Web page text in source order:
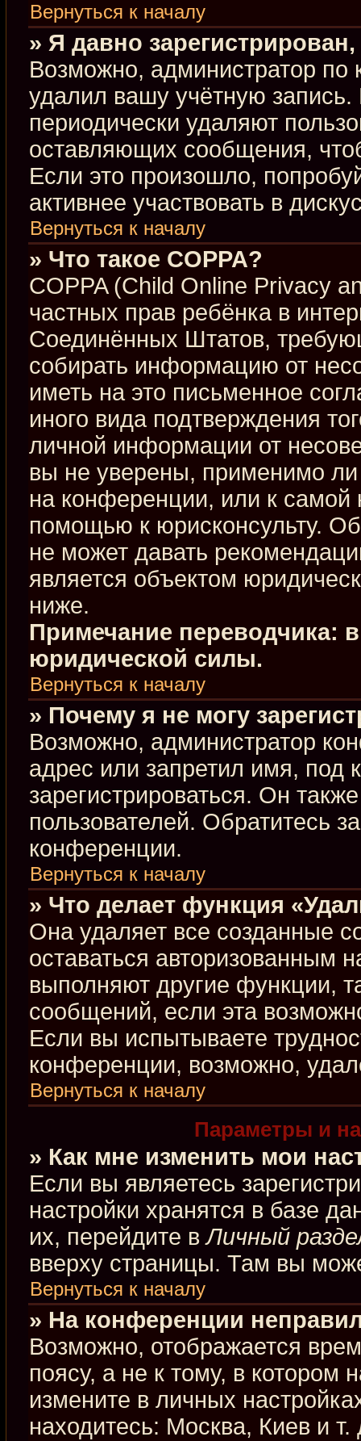
Вернуться к началу
» Я давно
Возможно, администратор по
удалил вашу учётную
периодически удаляют
оставляющих сообщения,
Если это произошло,
активнее участвовать в
Вернуться к началу
» Что такое COPPA?
COPPA (Child Online Privacy
частных прав ребёнка в
Соединённых Штатов,
собирать информацию от
иметь на это письменное
иного вида подтверждения
личной информации от
вы не уверены, применимо
на конференции, или к самой
помощью к юрисконсульту.
не может давать
является объектом
ниже.
Примечание переводчика:
юридической силы.
Вернуться к началу
» Почему я не могу
Возможно, администратор
адрес или запретил имя, под
зарегистрироваться. Он
пользователей. Обратитесь
конференции.
Вернуться к началу
» Что делает функция
Она удаляет все созданные
оставаться авторизованным
выполняют другие функции,
сообщений, если эта
Если вы испытываете
конференции, возможно,
Вернуться к началу
Параметры и
» Как мне изменить мои
Если вы являетесь
настройки хранятся в базе
их, перейдите вЛичный
вверху страницы. Там вы
Вернуться к началу
» На конференции
Возможно, отображается
поясу, а не к тому, в котором
измените в личных
находитесь: Москва, Киев и